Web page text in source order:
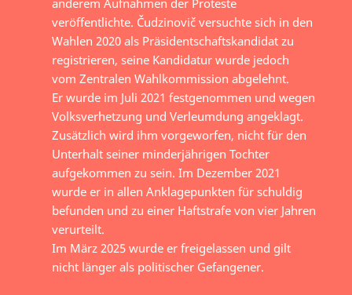
anderem Aufnahmen der Proteste
veröffentlichte. Čudzinovič versuchte sich in den
Wahlen 2020 als Präsidentschaftskandidat zu
registrieren, seine Kandidatur wurde jedoch
vom Zentralen Wahlkommission abgelehnt.
Er wurde im Juli 2021 festgenommen und wegen
Volksverhetzung und Verleumdung angeklagt.
Zusätzlich wird ihm vorgeworfen, nicht für den
Unterhalt seiner minderjährigen Tochter
aufgekommen zu sein. Im Dezember 2021
wurde er in allen Anklagepunkten für schuldig
befunden und zu einer Haftstrafe von vier Jahren
verurteilt.
Im März 2025 wurde er freigelassen und gilt
nicht länger als politischer Gefangener.